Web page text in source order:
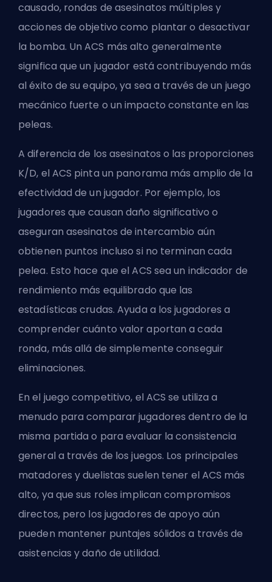
causado, rondas de asesinatos múltiples y
acciones de objetivo como plantar o desactivar
la bomba. Un ACS más alto generalmente
significa que un jugador está contribuyendo más
al éxito de su equipo, ya sea a través de un juego
mecánico fuerte o un impacto constante en las
peleas.
A diferencia de los asesinatos o las proporciones
K/D, el ACS pinta un panorama más amplio de la
efectividad de un jugador. Por ejemplo, los
jugadores que causan daño significativo o
aseguran asesinatos de intercambio aún
obtienen puntos incluso si no terminan cada
pelea. Esto hace que el ACS sea un indicador de
rendimiento más equilibrado que las
estadísticas crudas. Ayuda a los jugadores a
comprender cuánto valor aportan a cada
ronda, más allá de simplemente conseguir
eliminaciones.
En el juego competitivo, el ACS se utiliza a
menudo para comparar jugadores dentro de la
misma partida o para evaluar la consistencia
general a través de los juegos. Los principales
matadores y duelistas suelen tener el ACS más
alto, ya que sus roles implican compromisos
directos, pero los jugadores de apoyo aún
pueden mantener puntajes sólidos a través de
asistencias y daño de utilidad.